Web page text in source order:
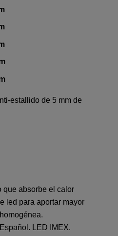
estallido de 5 mm de
que absorbe el calor
led para aportar mayor
LED IMEX.